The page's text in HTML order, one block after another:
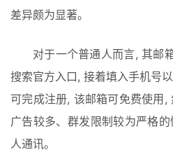
差异颇为显著。
对于一个普通人而言, 其邮
搜索官方入口, 接着填入手机号
可完成注册, 该邮箱可免费使用
广告较多、群发限制较为严格
人通讯。